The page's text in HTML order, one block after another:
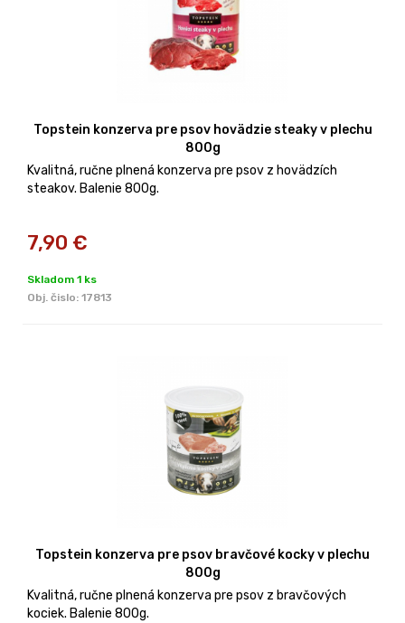
Topstein konzerva pre psov hovädzie steaky v plechu
800g
Kvalitná, ručne plnená konzerva pre psov z hovädzích
steakov. Balenie 800g.
7,90 €
Skladom 1 ks
Obj. čislo: 17813
Topstein konzerva pre psov bravčové kocky v plechu
800g
Kvalitná, ručne plnená konzerva pre psov z bravčových
kociek. Balenie 800g.